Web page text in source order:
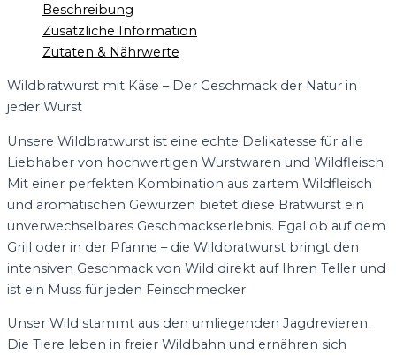
Beschreibung
Zusätzliche Information
Zutaten & Nährwerte
Wildbratwurst mit Käse – Der Geschmack der Natur in
jeder Wurst
Unsere Wildbratwurst ist eine echte Delikatesse für alle
Liebhaber von hochwertigen Wurstwaren und Wildfleisch.
Mit einer perfekten Kombination aus zartem Wildfleisch
und aromatischen Gewürzen bietet diese Bratwurst ein
unverwechselbares Geschmackserlebnis. Egal ob auf dem
Grill oder in der Pfanne – die Wildbratwurst bringt den
intensiven Geschmack von Wild direkt auf Ihren Teller und
ist ein Muss für jeden Feinschmecker.
Unser Wild stammt aus den umliegenden Jagdrevieren.
Die Tiere leben in freier Wildbahn und ernähren sich